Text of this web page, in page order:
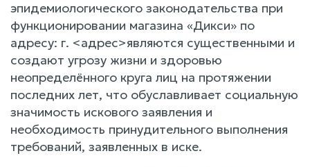
эпидемиологического законодательства при
функционировании магазина «Дикси» по
адресу: г. <адрес>являются существенными и
создают угрозу жизни и здоровью
неопределённого круга лиц на протяжении
последних лет, что обуславливает социальную
значимость искового заявления и
необходимость принудительного выполнения
требований, заявленных в иске.